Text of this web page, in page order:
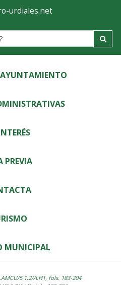
urdiales.net
PREVIA
MUNICIPAL
5.1.2//LH1, fols. 183-204